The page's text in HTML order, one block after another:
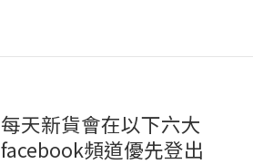
每天新貨會在以下六大
facebook頻道優先登出